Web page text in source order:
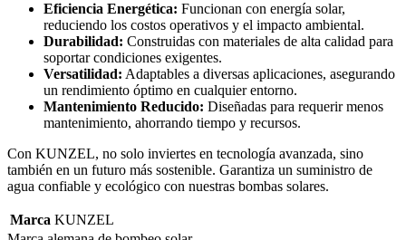
Eficiencia Energética: Funcionan con energía solar,
reduciendo los costos operativos y el impacto ambiental.
Durabilidad: Construidas con materiales de alta calidad para
soportar condiciones exigentes.
Versatilidad: Adaptables a diversas aplicaciones, asegurando
un rendimiento óptimo en cualquier entorno.
Mantenimiento Reducido: Diseñadas para requerir menos
mantenimiento, ahorrando tiempo y recursos.
Con KUNZEL, no solo inviertes en tecnología avanzada, sino
también en un futuro más sostenible. Garantiza un suministro de
agua confiable y ecológico con nuestras bombas solares.
Marca KUNZEL